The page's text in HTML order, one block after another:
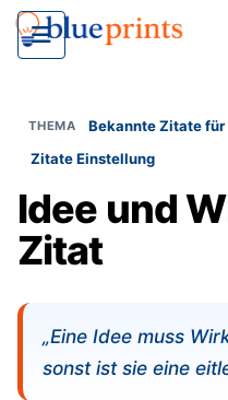
Bekannte Zitate
Zitate Einstellung
Idee und
Zitat
„Eine Idee muss
sonst ist sie eine